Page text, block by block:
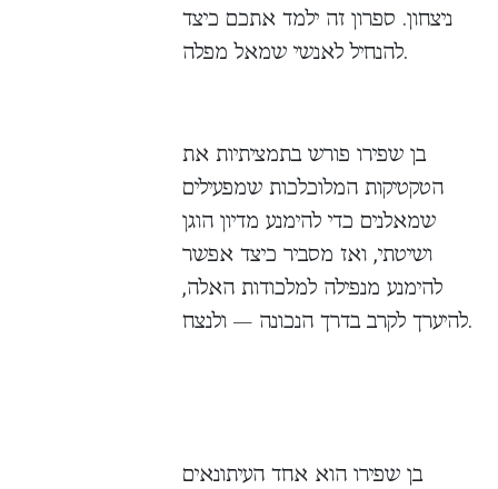
ניצחון. ספרון זה ילמד אתכם כיצד
להנחיל לאנשי שמאל מפלה.
בן שפירו פורש בתמציתיות את
הטקטיקות המלוכלכות שמפעילים
שמאלנים כדי להימנע מדיון הוגן
ושיטתי, ואז מסביר כיצד אפשר
להימנע מנפילה למלכודות האלה,
להיערך לקרב בדרך הנכונה — ולנצח.
בן שפירו הוא אחד העיתונאים